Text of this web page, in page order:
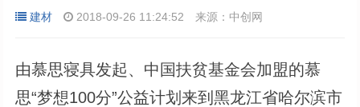
建材 2018-09-26 11:24:52 来源：中创网
由慕思寝具发起、中国扶贫基金会加盟的慕
思“梦想100分”公益计划来到黑龙江省哈尔滨市